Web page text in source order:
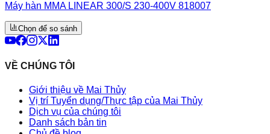
Máy hàn MMA LINEAR 300/S 230-400V 818007
Chọn để so sánh
VỀ CHÚNG TÔI
Giới thiệu về Mai Thủy
Vị trí Tuyển dụng/Thực tập của Mai Thủy
Dịch vụ của chúng tôi
Danh sách bản tin